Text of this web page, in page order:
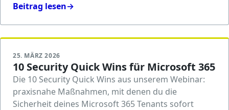
Beitrag lesen→
25. MÄRZ 2026
10 Security Quick Wins für Microsoft 365
Die 10 Security Quick Wins aus unserem Webinar:
praxisnahe Maßnahmen, mit denen du die
Sicherheit deines Microsoft 365 Tenants sofort